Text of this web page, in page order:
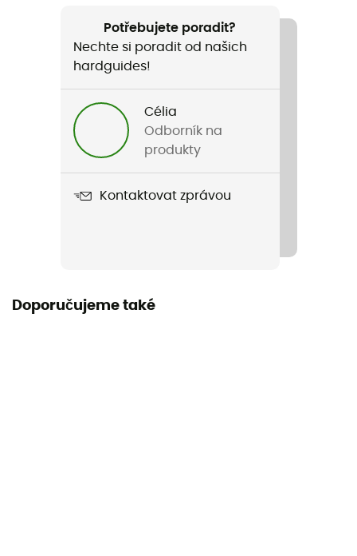
Název produktu
Transverse Hike Waterproof
Potřebujete poradit?
Nechte si poradit od našich
hardguides!
Célia
Odborník na
produkty
Kontaktovat zprávou
Doporučujeme také